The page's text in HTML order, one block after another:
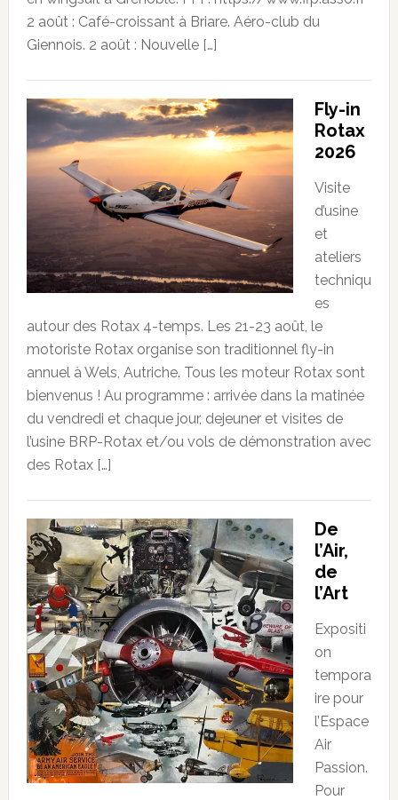
2 août : Café-croissant à Briare. Aéro-club du
Giennois. 2 août : Nouvelle […]
Fly-in
Rotax
2026
Visite
d’usine
et
ateliers
techniqu
es
autour des Rotax 4-temps. Les 21-23 août, le
motoriste Rotax organise son traditionnel fly-in
annuel à Wels, Autriche. Tous les moteur Rotax sont
bienvenus ! Au programme : arrivée dans la matinée
du vendredi et chaque jour, dejeuner et visites de
l’usine BRP-Rotax et/ou vols de démonstration avec
des Rotax […]
De
l’Air,
de
l’Art
Expositi
on
tempora
ire pour
l’Espace
Air
Passion.
Pour